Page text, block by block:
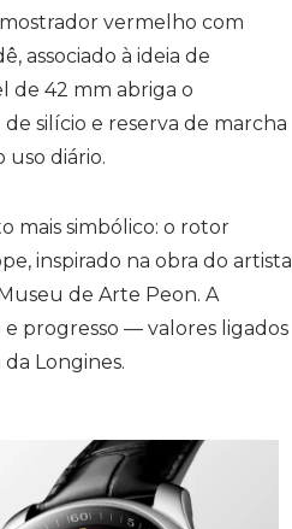
vermelho com
associado à ideia de
de 42 mm abriga o
silício e reserva de marcha
uso diário.
mais simbólico: o rotor
inspirado na obra do artista
de Arte Peon. A
progresso — valores ligados
Longines.